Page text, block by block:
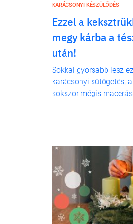
KARÁCSONYI KÉSZÜLŐDÉS
Ezzel a
megy kárba a
után!
Sokkal gyorsabb lesz
karácsonyi sütögetés,
sokszor mégis